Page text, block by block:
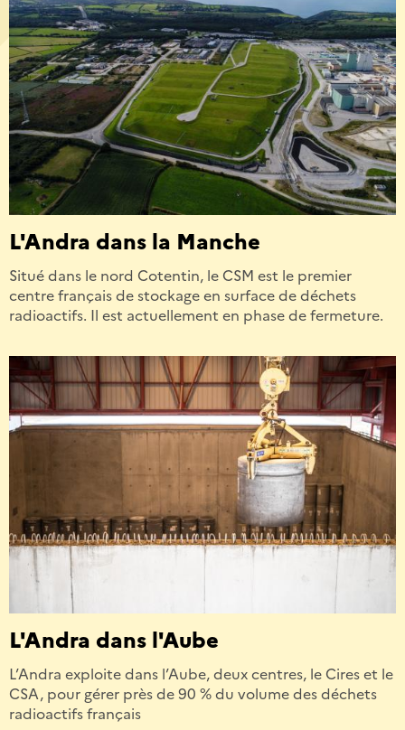
L'Andra dans la Manche
Situé dans le nord Cotentin, le CSM est le premier
centre français de stockage en surface de déchets
radioactifs. Il est actuellement en phase de fermeture.
L'Andra dans l'Aube
L’Andra exploite dans l’Aube, deux centres, le Cires et le
CSA, pour gérer près de 90 % du volume des déchets
radioactifs français